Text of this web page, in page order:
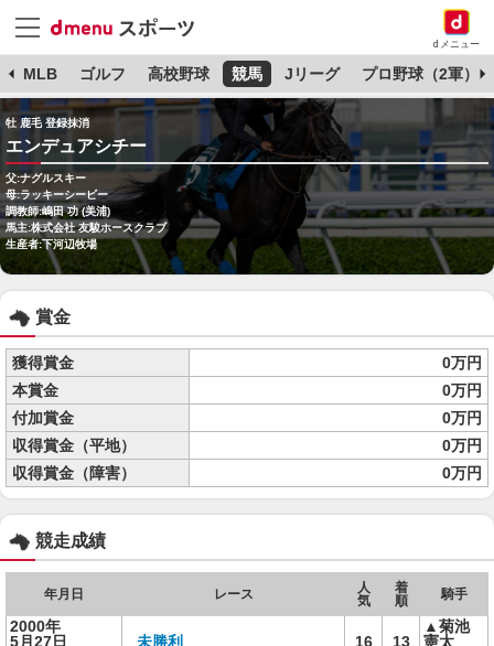
dメニュー
MLB ゴルフ 高校野球 競馬 Jリーグ プロ野球（2軍）
牡 鹿毛 登録抹消
エンデュアシチー
父:ナグルスキー
母:ラッキーシービー
調教師:嶋田 功 (美浦)
馬主:株式会社 友駿ホースクラブ
生産者:下河辺牧場
賞金
獲得賞金
0万円
本賞金
0万円
付加賞金
0万円
収得賞金（平地）
0万円
収得賞金（障害）
0万円
競走成績
年月日 レース
人
気
着
順
騎手
2000年
5月27日
未勝利 16 13
▲菊池
憲太